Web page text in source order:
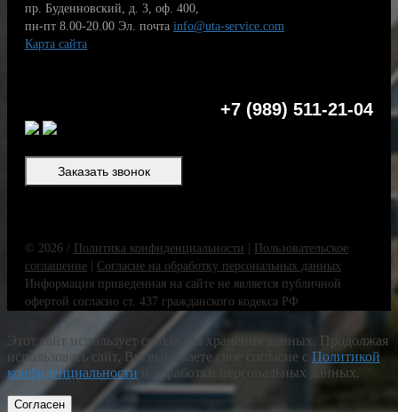
пр. Буденновский, д. 3, оф. 400,
пн-пт 8.00-20.00 Эл. почта info@uta-service.com
Карта сайта
+7 (989) 511-21-04
Заказать звонок
© 2026 / Политика конфиденциальности | Пользовательское
соглашение | Согласие на обработку персональных данных
Информация приведенная на сайте не является публичной
офертой согласно ст. 437 гражданского кодекса РФ
Этот сайт использует cookie для хранения данных. Продолжая
использовать сайт, Вы выражаете свое согласие с Политикой
конфиденциальности и обработки персональных данных.
Согласен